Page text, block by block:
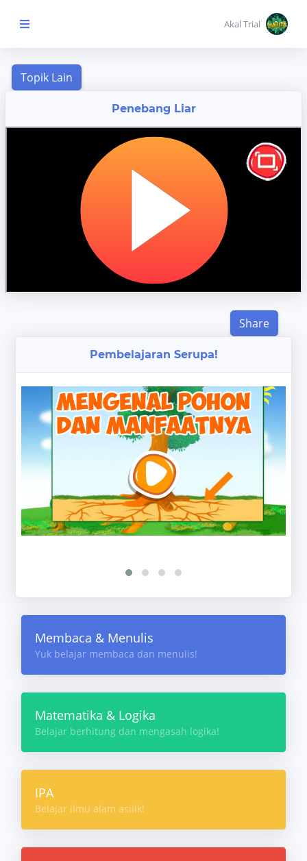
Beranda Anak
Akal Trial
Penebang Liar
Share
Pembelajaran Serupa!
Membaca & Menulis
Yuk belajar membaca dan menulis!
Matematika & Logika
Belajar berhitung dan mengasah logika!
IPA
Belajar ilmu alam asiiik!